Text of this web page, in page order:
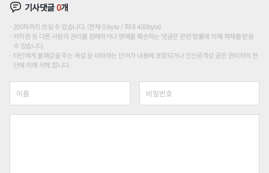
기사댓글0개
200자까지 쓰실 수 있습니다. (현재 0 byte / 최대 400byte)
저작권 등 다른 사람의 권리를 침해하거나 명예를 훼손하는 댓글은 관련 법률에 의해 제재를 받을
수 있습니다.
타인에게 불쾌감을 주는 욕설 등 비하하는 단어가 내용에 포함되거나 인신공격성 글은 관리자의 판
단에 의해 삭제 합니다.